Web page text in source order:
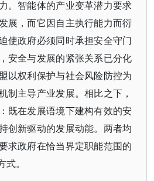
。智能体的产业变革潜力要求
展，而它因自主执行能力而衍
使政府必须同时承担安全守门
安全与发展的紧张关系已分化
以权利保护与社会风险防控为
制主导产业发展。相比之下，
既在发展语境下建构有效的安
创新驱动的发展动能。两者均
求政府在恰当界定职能范围的
式。